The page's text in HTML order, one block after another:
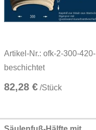
Artikel-Nr.: ofk-2-300-420-
beschichtet
82,28 € /Stück